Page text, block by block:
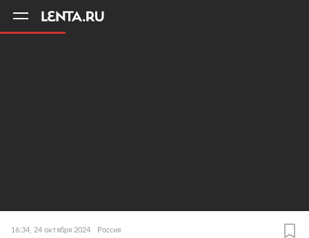
16:34, 24 октября 2024 Россия